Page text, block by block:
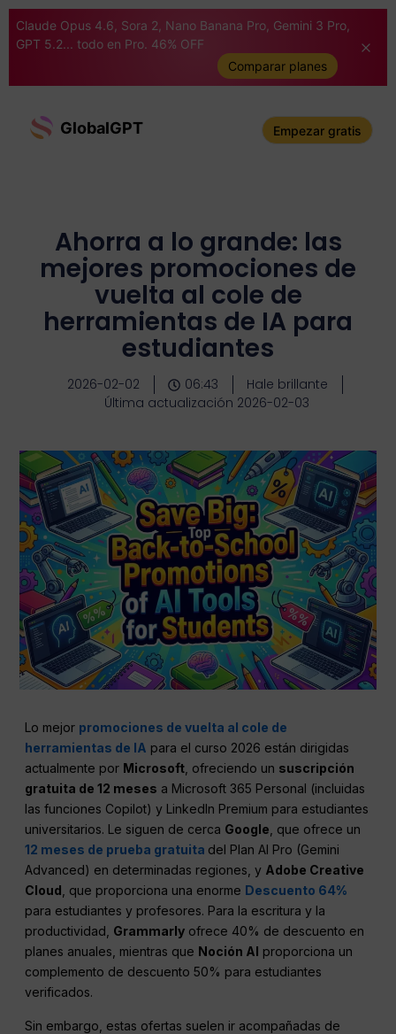
Claude Opus 4.6, Sora 2, Nano Banana Pro, Gemini 3 Pro,
GPT 5.2... todo en Pro. 46% OFF
Comparar planes
GlobalGPT Empezar gratis
Ahorra a lo grande: las
mejores promociones de
vuelta al cole de
herramientas de IA para
estudiantes
2026-02-02 06:43
Hale brillante
Última actualización 2026-02-03
Lo mejor promociones de vuelta al cole de
herramientas de IA para el curso 2026 están dirigidas
actualmente por Microsoft , ofreciendo un suscripción
gratuita de 12 meses a Microsoft 365 Personal (incluidas
las funciones Copilot) y LinkedIn Premium para estudiantes
universitarios. Le siguen de cerca Google , que ofrece un
12 meses de prueba gratuita del Plan AI Pro (Gemini
Advanced) en determinadas regiones, y Adobe Creative
Cloud , que proporciona una enorme Descuento 64%
para estudiantes y profesores. Para la escritura y la
productividad, Grammarly ofrece 40% de descuento en
planes anuales, mientras que Noción AI proporciona un
complemento de descuento 50% para estudiantes
verificados.
Sin embargo, estas ofertas suelen ir acompañadas de